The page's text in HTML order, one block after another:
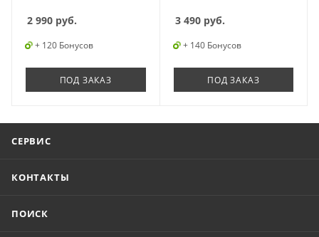
2 990 руб.
+ 120 Бонусов
ПОД ЗАКАЗ
3 490руб.
+ 140 Бонусов
ПОД ЗАКАЗ
СЕРВИС
КОНТАКТЫ
ПОИСК